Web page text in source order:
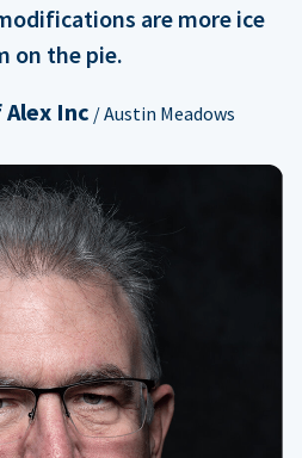
are more ice
on the pie.
Inc / Austin Meadows